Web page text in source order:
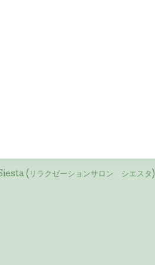
(リラクゼーションサロン シエスタ)